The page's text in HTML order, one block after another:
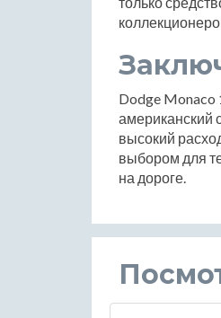
Dodge Monaco
американский
высокий
выбором для
на дороге.